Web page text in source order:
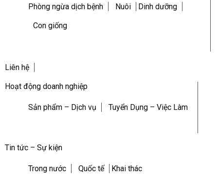
Phòng ngừa dịch bệnh Nuôi Dinh dưỡng
Con giống
Liên hệ
Hoạt động doanh nghiệp
Sản phẩm – Dịch vụ Tuyển Dụng – Việc Làm
Tin tức – Sự kiện
Trong nước Quốc tế Khai thác